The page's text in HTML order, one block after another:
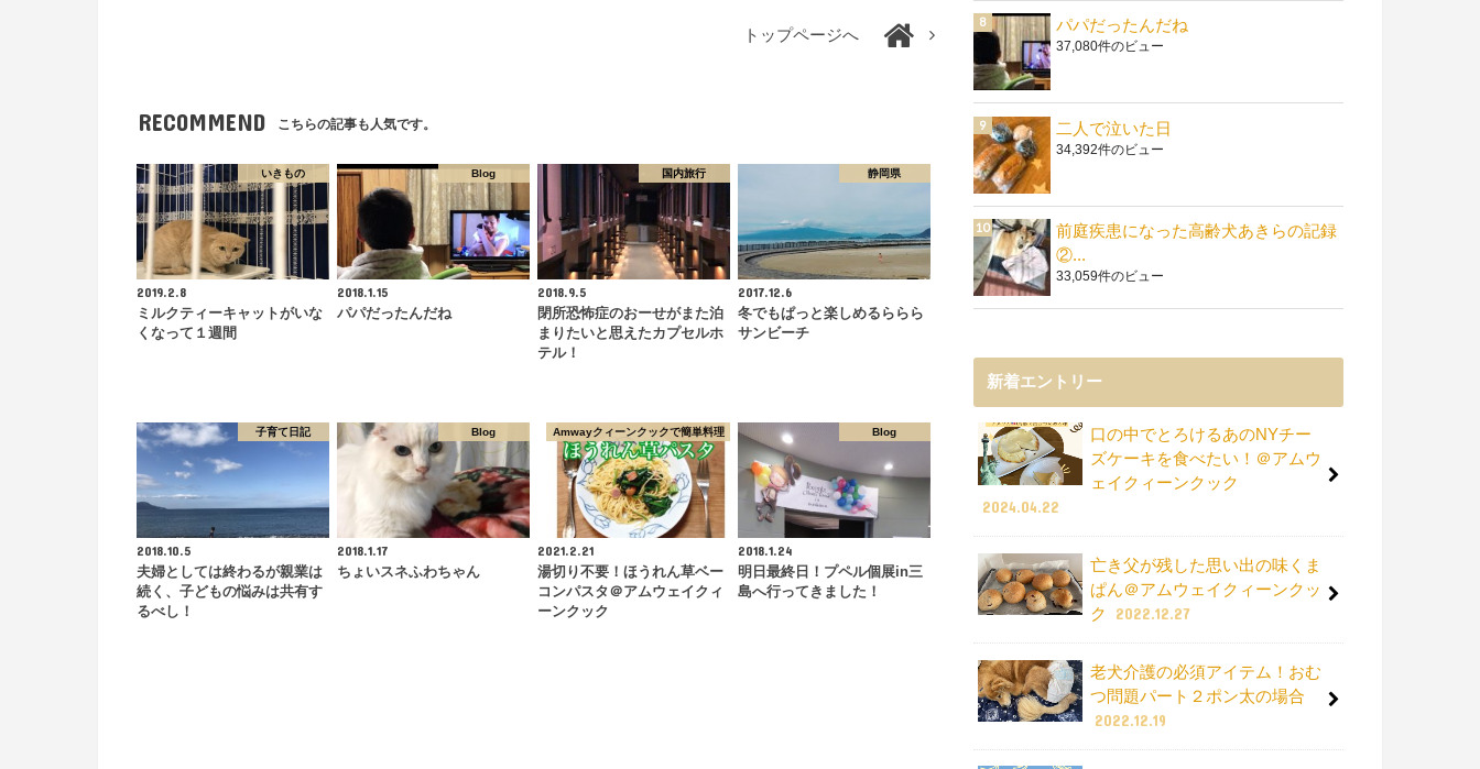
トップページへ
RECOMMEND こちらの記事も人気です。
いきもの
2019.2.8
ミルクティーキャットがいな
くなって１週間
Blog
2018.1.15
パパだったんだね
国内旅行
2018.9.5
閉所恐怖症のおーせがまた泊
まりたいと思えたカプセルホ
テル！
静岡県
2017.12.6
冬でもぱっと楽しめるららら
サンビーチ
子育て日記
2018.10.5
夫婦としては終わるが親業は
続く、子どもの悩みは共有す
るべし！
Blog
2018.1.17
ちょいスネふわちゃん
Amwayクィーンクックで簡単料理
2021.2.21
湯切り不要！ほうれん草ベー
コンパスタ＠アムウェイクィ
ーンクック
Blog
2018.1.24
明日最終日！プペル個展in三
島へ行ってきました！
パパだったんだね
37,080件のビュー
二人で泣いた日
34,392件のビュー
前庭疾患になった高齢犬あきらの記録
②...
33,059件のビュー
新着エントリー
口の中でとろけるあのNYチー
ズケーキを食べたい！＠アムウ
ェイクィーンクック
2024.04.22
亡き父が残した思い出の味くま
ぱん＠アムウェイクィーンクッ
ク
2022.12.27
老犬介護の必須アイテム！おむ
つ問題パート２ポン太の場合
2022.12.19